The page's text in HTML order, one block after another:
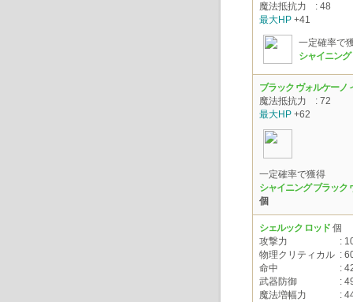
魔法抵抗力
: 48
最大HP +41
一定確率で
シャイニング
ブラック ヴォルケーノ
魔法抵抗力
: 72
最大HP +62
一定確率で獲得
シャイニング ブラック
個
シェルック ロッド 個
攻撃力
:
物理クリティカル :
命中
:
武器防御
:
魔法増幅力
: